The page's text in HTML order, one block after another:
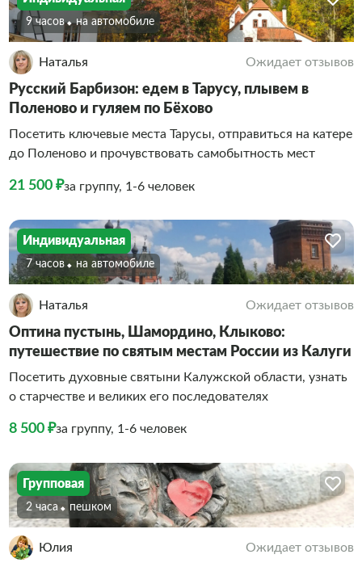
9 часов На автомобиле
Наталья Ожидает отзывов
Русский Барбизон: едем в Тарусу, плывем в
Поленово и гуляем по Бёхово
Посетить ключевые места Тарусы, отправиться на катере
до Поленово и прочувствовать самобытность мест
21 500 ₽за группу, 1-6 человек
Индивидуальная
7 часов На автомобиле
Наталья Ожидает отзывов
Оптина пустынь, Шамордино, Клыково:
путешествие по святым местам России из Калуги
Посетить духовные святыни Калужской области, узнать
о старчестве и великих его последователях
8 500 ₽за группу, 1-6 человек
Групповая
2 часа Пешком
Юлия Ожидает отзывов